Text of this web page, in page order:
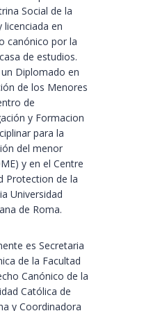
Social de la
licenciada en
canónico por la
de estudios.
Diplomado en
de los Menores
de
y Formacion
para la
del menor
y en el Centre
Protection de la
Universidad
de Roma.
es Secretaria
de la Facultad
Canónico de la
Católica de
y Coordinadora